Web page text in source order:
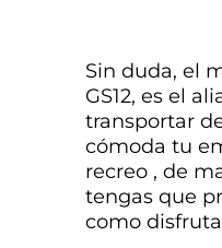
Sin duda, el
GS12, es el
transportar
cómoda tu
recreo , de
tengas que
como